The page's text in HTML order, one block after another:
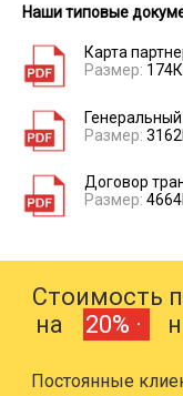
Наши типовые
Карта
Размер:
Размер:
Договор
Размер:
Стоимость
на
20% ·
Постоянные